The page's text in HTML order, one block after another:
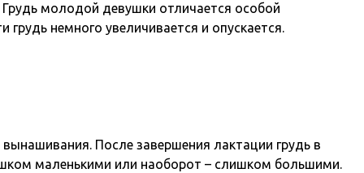
молодой девушки отличается особой
немного увеличивается и опускается.
После завершения лактации грудь в
маленькими или наоборот – слишком большими.